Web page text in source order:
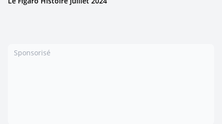
Sponsorisé